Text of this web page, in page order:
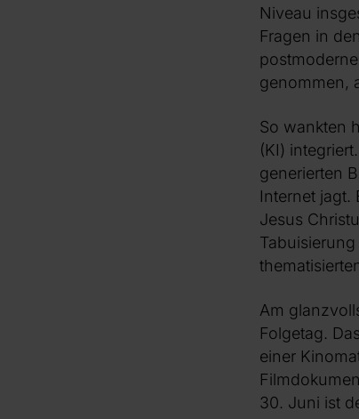
Niveau
Fragen in
genommen,
So wankten
(KI)
generierten
Internet jagt.
Jesus
Am
Folgetag.
einer
30. Juni ist